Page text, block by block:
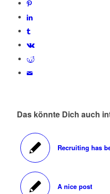
Das könnte Dich auch
Recruiting has
A nice post